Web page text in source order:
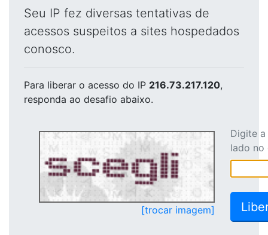
Seu IP fez diversas tentativas de
acessos suspeitos a sites hospedados
conosco.
Para liberar o acesso do IP 216.73.217.120,
responda ao desafio abaixo.
[trocar imagem]
Digite
lado no